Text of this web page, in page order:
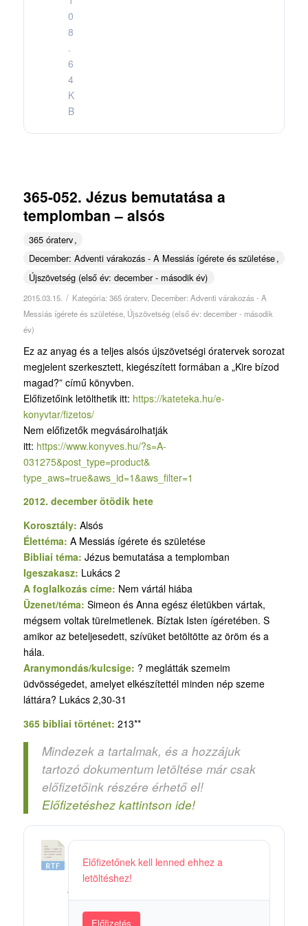
0
8
.
6
4
K
B
365-052. Jézus bemutatása a
templomban – alsós
365 óraterv
December: Adventi várakozás - A Messiás ígérete és születése
Újszövetség (első év: december - második év)
2015.03.15. / Kategória: 365 óraterv, December: Adventi várakozás - A
Messiás ígérete és születése, Újszövetség (első év: december - második
év)
Ez az anyag és a teljes alsós újszövetségi óratervek sorozat
megjelent szerkesztett, kiegészített formában a „Kire bízod
magad?” című könyvben.
Előfizetőink letölthetik itt: https://kateteka.hu/e-
konyvtar/fizetos/
Nem előfizetők megvásárolhatják
itt: https://www.konyves.hu/?s=A-
031275&post_type=product&
type_aws=true&aws_id=1&aws_ filter=1
2012. december ötödik hete
Korosztály: Alsós
Élettéma: A Messiás ígérete és születése
Bibliai téma: Jézus bemutatása a templomban
Igeszakasz: Lukács 2
A foglalkozás címe: Nem vártál hiába
Üzenet/téma: Simeon és Anna egész életükben vártak,
mégsem voltak türelmetlenek. Bíztak Isten ígéretében. S
amikor az beteljesedett, szívüket betöltötte az öröm és a
hála.
Aranymondás/kulcsige: ? meglátták szemeim
üdvösségedet, amelyet elkészítettél minden nép szeme
láttára? Lukács 2,30-31
365 bibliai történet: 213**
Mindezek a tartalmak, és a hozzájuk
tartozó dokumentum letöltése már csak
előfizetőink részére érhető el!
Előfizetéshez kattintson ide!
5
J
Előfizetőnek kell lenned ehhez a
letöltéshez!
Előfizetés